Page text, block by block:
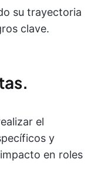
su trayectoria
clave.
el
y
en roles